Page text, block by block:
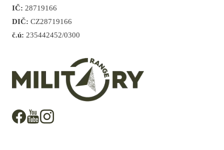
IČ: 28719166
DIČ: CZ28719166
č.ú: 235442452/0300